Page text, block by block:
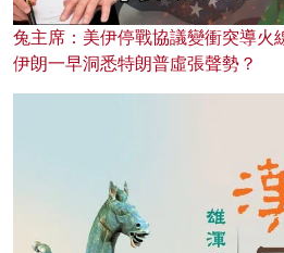
兔主席：美伊停戰協議變衝突導火
伊朗一早洞悉特朗普虛張聲勢？